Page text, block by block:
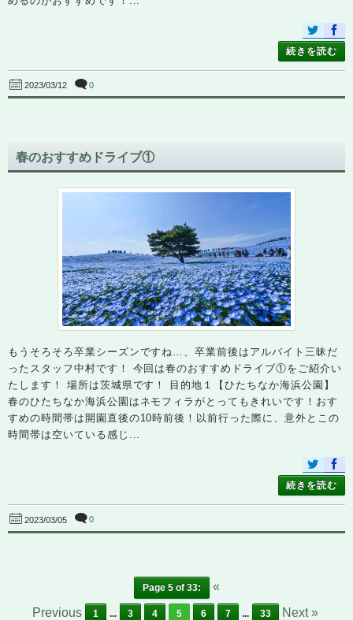
続きを読む
2023/03/12 0
春のおすすめドライブ①
もうそろそろ卒業シーズンですね…、卒業前後はアルバイト三昧だ
ったスタッフ中村です！ 今回は春のおすすめドライブ①をご紹介い
たします！ 場所は茨城県です！ 目的地１【ひたちなか海浜公園】
春のひたちなか海浜公園はネモフィラがとってもきれいです！おす
すめの時間帯は開園直後の10時前後！以前行った際に、意外とこの
時間帯は空いている感じ...
続きを読む
2023/03/05 0
Page 5 of 33:
«
Previous
1 ... 3 4 5 6 7 ... 33 Next »